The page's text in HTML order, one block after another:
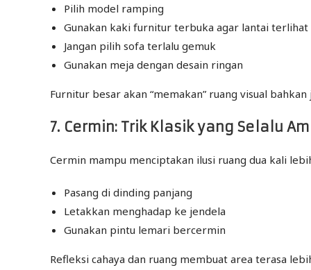
Pilih model ramping
Gunakan kaki furnitur terbuka agar lantai terlihat
Jangan pilih sofa terlalu gemuk
Gunakan meja dengan desain ringan
Furnitur besar akan “memakan” ruang visual
7. Cermin: Trik Klasik yang Selalu
Cermin mampu menciptakan ilusi ruang dua kali
Pasang di dinding panjang
Letakkan menghadap ke jendela
Gunakan pintu lemari bercermin
Refleksi cahaya dan ruang membuat area terasa